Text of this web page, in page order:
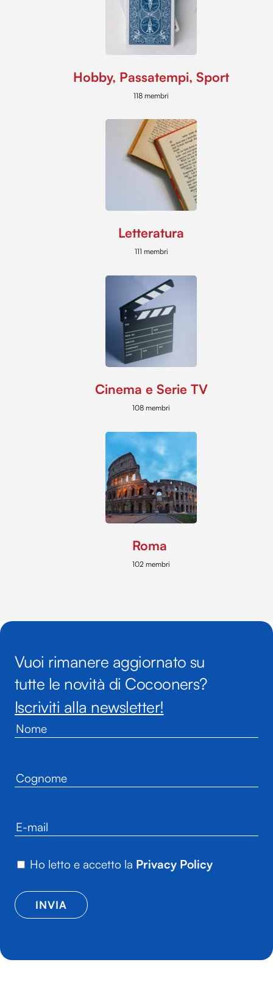
Hobby, Passatempi, Sport
118 membri
Letteratura
111 membri
Cinema e Serie TV
108 membri
Roma
102 membri
Vuoi rimanere aggiornato su
tutte le novità di Cocooners?
Iscriviti alla newsletter!
Ho letto e accetto la Privacy Policy